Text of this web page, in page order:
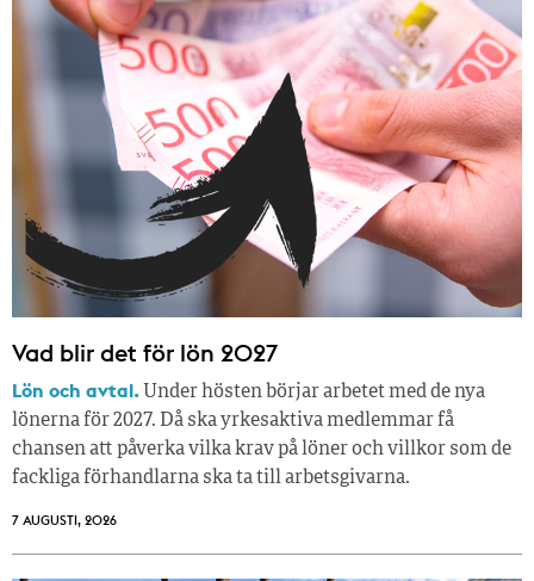
Vad blir det för lön 2027
Lön och avtal. Under hösten börjar arbetet med de nya
lönerna för 2027. Då ska yrkesaktiva medlemmar få
chansen att påverka vilka krav på löner och villkor som de
fackliga förhandlarna ska ta till arbetsgivarna.
7 AUGUSTI, 2026